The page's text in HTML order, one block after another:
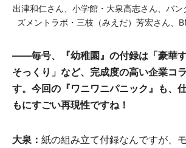
出津和仁さん、小学館・大泉高志さん、バ
ズメントラボ・三枝（みえだ）芳宏さん、
――毎号、『幼稚園』の付録は「豪華
そっくり」など、完成度の高い企業コ
す。今回の『ワニワニパニック』も、
もにすごい再現性ですね！
大泉： 紙の組み立て付録なんですが、